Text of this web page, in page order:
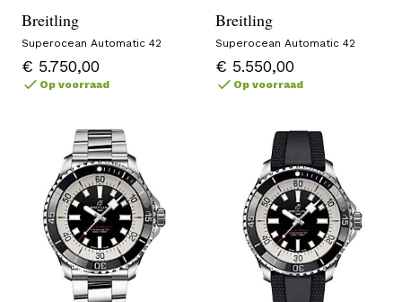
Breitling
Superocean Automatic 42
€ 5.750,00
Op voorraad
Breitling
Superocean Automatic 42
€ 5.550,00
Op voorraad